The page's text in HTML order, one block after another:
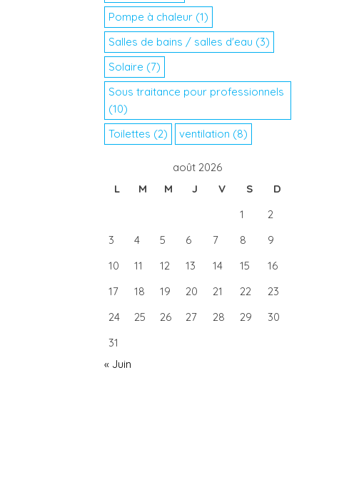
Pompe à chaleur(1)
Salles de bains / salles d'eau (3)
Solaire (7)
Sous traitance pour professionnels
(10)
Toilettes (2) ventilation (8)
août 2026
L
M M J V S
D
1
2
3
4 5 6 7 8
9
10
11 12 13 14 15
16
17
18 19 20 21 22
23
24
25 26 27 28 29
30
31
« Juin